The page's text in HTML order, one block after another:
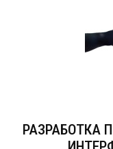
РАЗРАБОТКА